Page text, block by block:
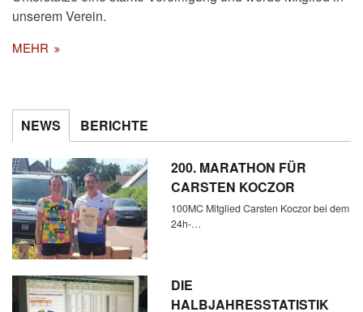
unserem Verein.
MEHR
NEWS BERICHTE
200. MARATHON FÜR
CARSTEN KOCZOR
100MC Mitglied Carsten Koczor bei dem
24h-…
DIE
HALBJAHRESSTATISTIK